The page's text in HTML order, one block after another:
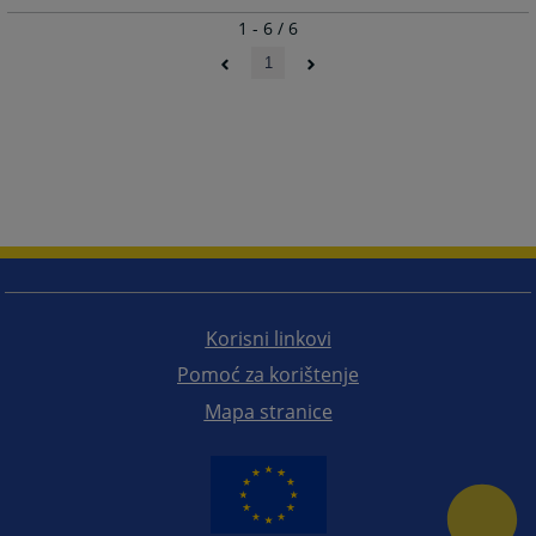
1 - 6 / 6
1
Korisni linkovi
Pomoć za korištenje
Mapa stranice